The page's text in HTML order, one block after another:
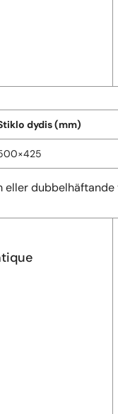
dydis (mm)
eller dubbelhäftande